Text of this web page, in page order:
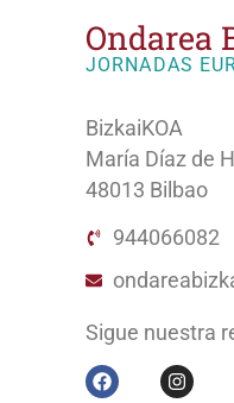
Ondarea
JORNADAS
BizkaiKOA
María Díaz de
48013 Bilbao
944066082
Sigue nuestra